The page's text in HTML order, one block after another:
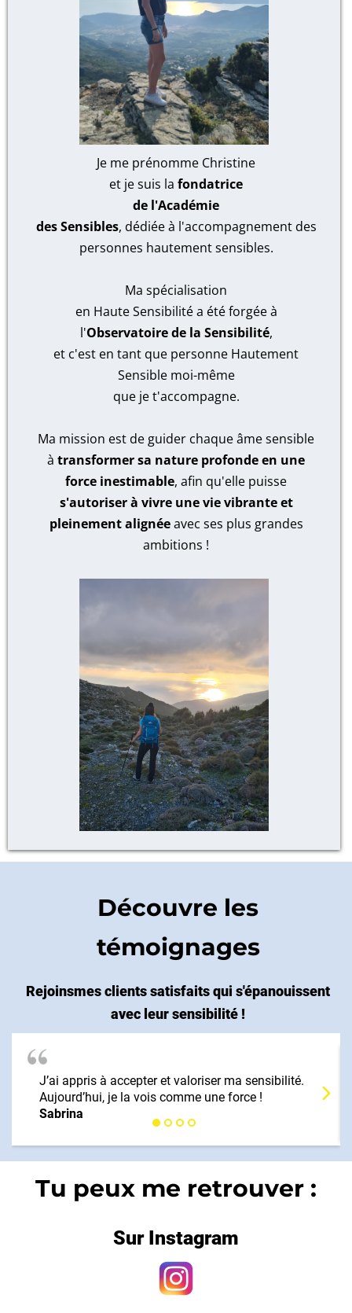
Je me prénomme Christine
et je suis la fondatrice
de l'Académie
des Sensibles, dédiée à l'accompagnement des
personnes hautement sensibles.
Ma spécialisation
en Haute Sensibilité a été forgée à
l'Observatoire de la Sensibilité,
et c'est en tant que personne Hautement
Sensible moi-même
que je t'accompagne.
Ma mission est de guider chaque âme sensible
à transformer sa nature profonde en une
force inestimable, afin qu'elle puisse
s'autoriser à vivre une vie vibrante et
pleinement alignéeavec ses plus grandes
ambitions !
Découvre les
témoignages
Rejoinsmes clients satisfaits qui s'épanouissent
avec leur sensibilité !
J’ai appris à accepter et valoriser ma sensibilité.
Aujourd’hui, je la vois comme une force !
Sabrina
Tu peux me retrouver :
Sur Instagram